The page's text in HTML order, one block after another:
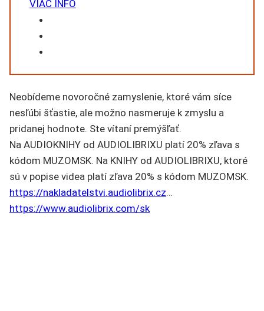
VIAC INFO
Neobídeme novoročné zamyslenie, ktoré vám síce
nesľúbi šťastie, ale možno nasmeruje k zmyslu a
pridanej hodnote. Ste vítaní premýšľať.
Na AUDIOKNIHY od AUDIOLIBRIXU platí 20% zľava s
kódom MUZOMSK. Na KNIHY od AUDIOLIBRIXU, ktoré
sú v popise videa platí zľava 20% s kódom MUZOMSK.
https://nakladatelstvi.audiolibrix.cz…
https://www.audiolibrix.com/sk